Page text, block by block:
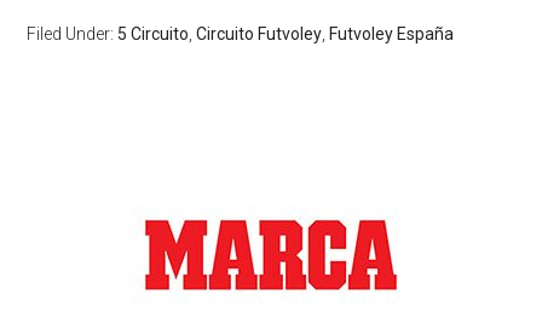
Filed Under: 5 Circuito ,Circuito Futvoley Futvoley España